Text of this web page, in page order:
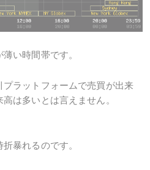
い時間帯です。
プラットフォームで売買が出来
は多いとは言えません。
暴れるのです。